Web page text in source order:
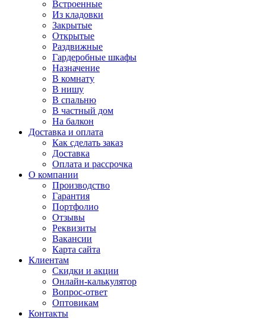
Встроенные
Из кладовки
Закрытые
Открытые
Раздвижные
Гардеробные шкафы
Назначение
В комнату
В нишу
В спальню
В частный дом
На балкон
Доставка и оплата
Как сделать заказ
Доставка
Оплата и рассрочка
О компании
Производство
Гарантия
Портфолио
Отзывы
Реквизиты
Вакансии
Карта сайта
Клиентам
Скидки и акции
Онлайн-калькулятор
Вопрос-ответ
Оптовикам
Контакты